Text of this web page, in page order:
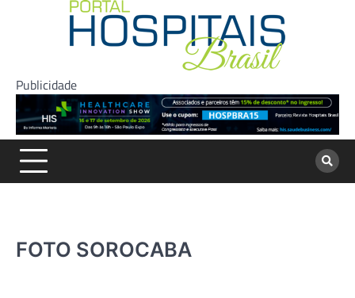
Publicidade
FOTO SOROCABA